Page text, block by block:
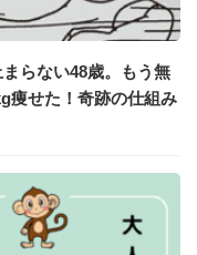
らない48歳。もう無
痩せた！奇跡の仕組み